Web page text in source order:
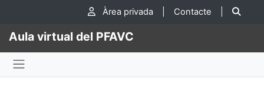
Ves al contingut principal
Àrea privada Contacte
Aula virtual del PFAVC